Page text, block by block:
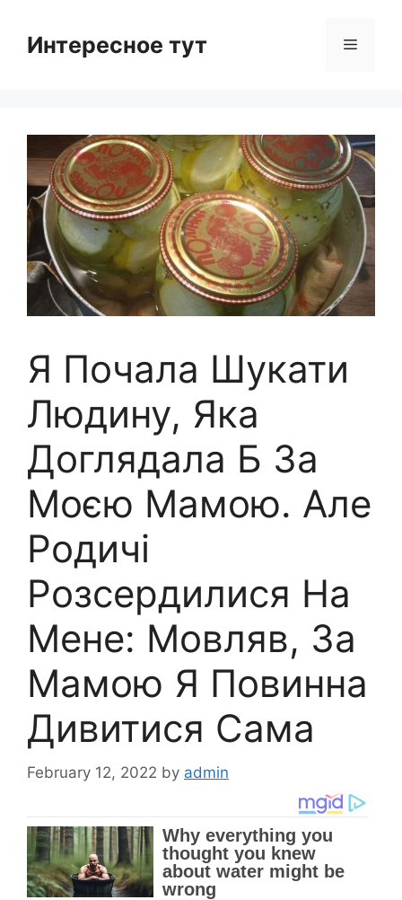
contentИнтересное тут Menu
Я Почала Шукати
Людину, Яка
Доглядала Б За
Моєю Мамою. Але
Родичі
Розсердилися На
Мене: Мовляв, За
Мамою Я Повинна
Дивитися Сама
February 12, 2022 by admin